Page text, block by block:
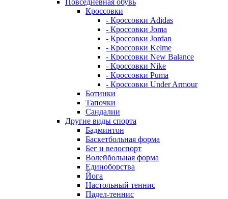
Повседневная обувь
Кроссовки
- Кроссовки Adidas
- Кроссовки Joma
- Кроссовки Jordan
- Кроссовки Kelme
- Кроссовки New Balance
- Кроссовки Nike
- Кроссовки Puma
- Кроссовки Under Armour
Ботинки
Тапочки
Сандалии
Другие виды спорта
Бадминтон
Баскетбольная форма
Бег и велоспорт
Волейбольная форма
Единоборства
Йога
Настольный теннис
Падел-теннис